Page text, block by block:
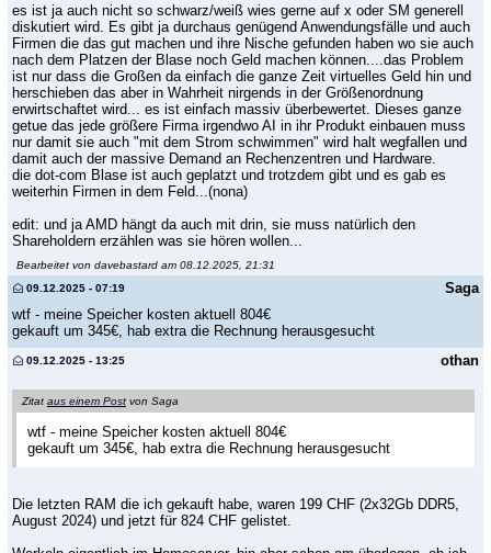
es ist ja auch nicht so schwarz/weiß wies gerne auf x oder SM generell
diskutiert wird. Es gibt ja durchaus genügend Anwendungsfälle und auch
Firmen die das gut machen und ihre Nische gefunden haben wo sie auch
nach dem Platzen der Blase noch Geld machen können....das Problem
ist nur dass die Großen da einfach die ganze Zeit virtuelles Geld hin und
herschieben das aber in Wahrheit nirgends in der Größenordnung
erwirtschaftet wird... es ist einfach massiv überbewertet. Dieses ganze
getue das jede größere Firma irgendwo AI in ihr Produkt einbauen muss
nur damit sie auch "mit dem Strom schwimmen" wird halt wegfallen und
damit auch der massive Demand an Rechenzentren und Hardware.
die dot-com Blase ist auch geplatzt und trotzdem gibt und es gab es
weiterhin Firmen in dem Feld...(nona)
edit: und ja AMD hängt da auch mit drin, sie muss natürlich den
Shareholdern erzählen was sie hören wollen...
Bearbeitet von davebastard am 08.12.2025, 21:31
Saga
09.12.2025 - 07:19
wtf - meine Speicher kosten aktuell 804€
gekauft um 345€, hab extra die Rechnung herausgesucht
othan
09.12.2025 - 13:25
Zitat aus einem Post von Saga
wtf - meine Speicher kosten aktuell 804€
gekauft um 345€, hab extra die Rechnung herausgesucht
Die letzten RAM die ich gekauft habe, waren 199 CHF (2x32Gb DDR5,
August 2024) und jetzt für 824 CHF gelistet.